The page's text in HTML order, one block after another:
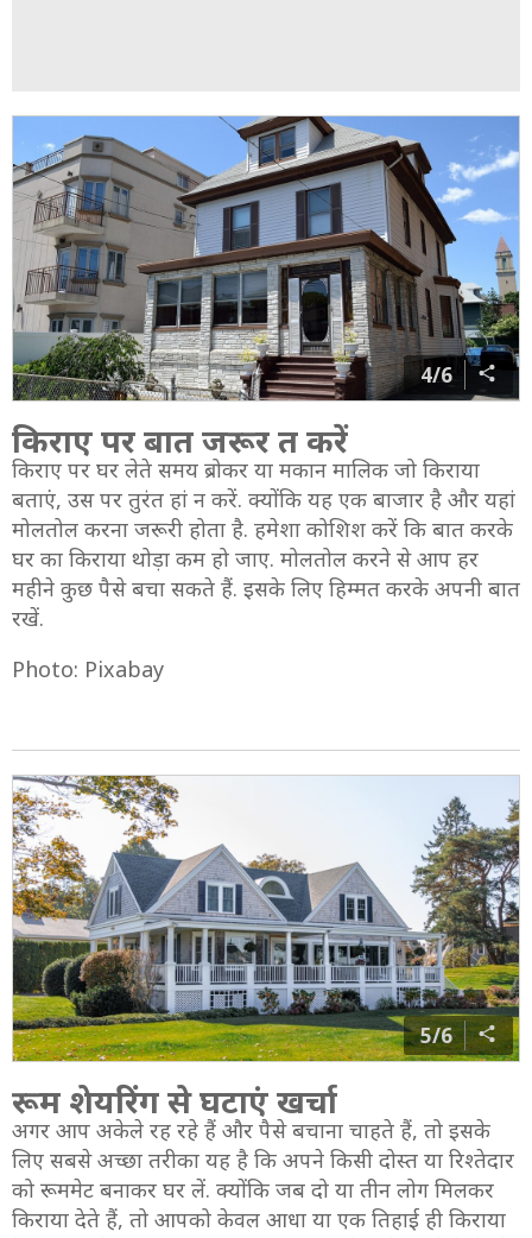
4/6
किराए पर बात जरूर त करें
किराए पर घर लेते समय ब्रोकर या मकान मालिक जो किराया
बताएं, उस पर तुरंत हां न करें. क्योंकि यह एक बाजार है और यहां
मोलतोल करना जरूरी होता है. हमेशा कोशिश करें कि बात करके
घर का किराया थोड़ा कम हो जाए. मोलतोल करने से आप हर
महीने कुछ पैसे बचा सकते हैं. इसके लिए हिम्मत करके अपनी बात
रखें.
Photo: Pixabay
5/6
रूम शेयरिंग से घटाएं खर्चा
अगर आप अकेले रह रहे हैं और पैसे बचाना चाहते हैं, तो इसके
लिए सबसे अच्छा तरीका यह है कि अपने किसी दोस्त या रिश्तेदार
को रूममेट बनाकर घर लें. क्योंकि जब दो या तीन लोग मिलकर
किराया देते हैं, तो आपको केवल आधा या एक तिहाई ही किराया